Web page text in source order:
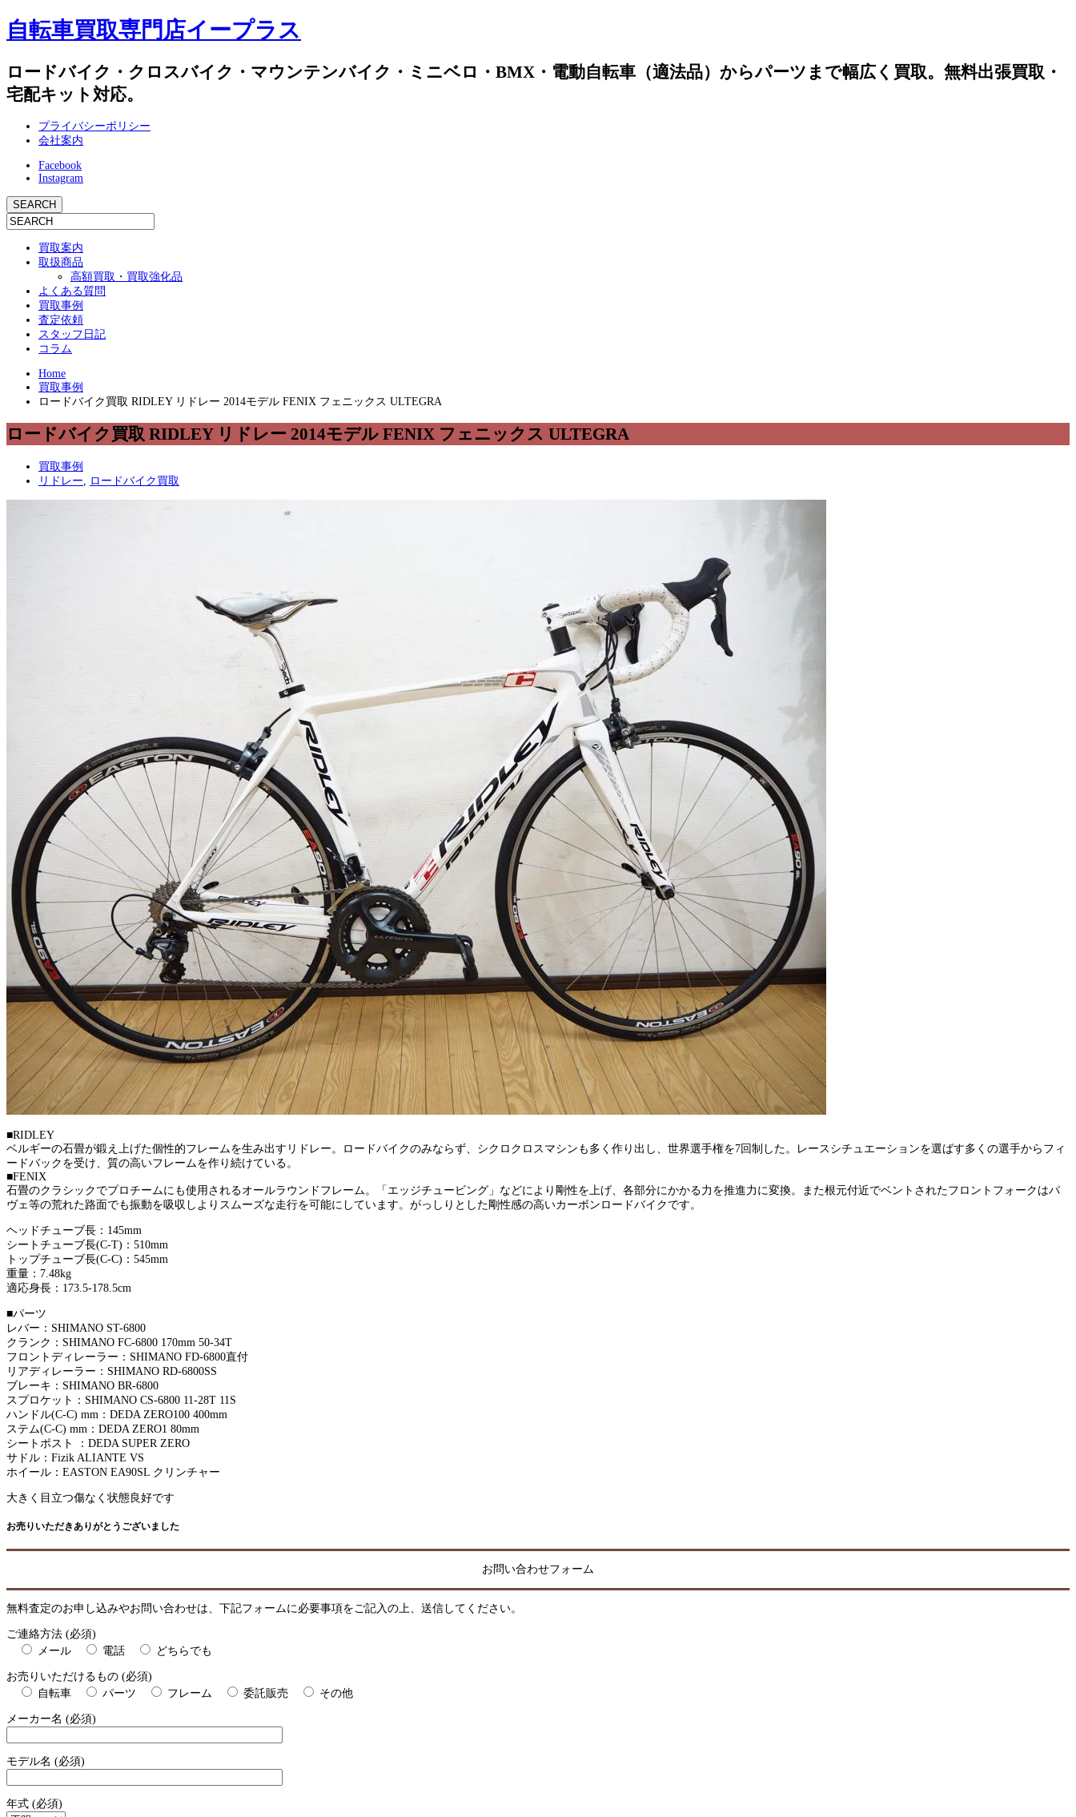
自転車買取専門店イープラス
ロードバイク・クロスバイク・マウンテンバイク・ミニベロ・BMX・電動自転車（適法品）からパーツまで幅広く買取。無料出張買取・
宅配キット対応。
プライバシーポリシー
会社案内
Facebook
Instagram
買取案内
取扱商品
高額買取・買取強化品
よくある質問
買取事例
査定依頼
スタッフ日記
コラム
Home
買取事例
ロードバイク買取 RIDLEY リドレー 2014モデル FENIX フェニックス ULTEGRA
ロードバイク買取 RIDLEY リドレー 2014モデル FENIX フェニックス ULTEGRA
買取事例
リドレー
ロードバイク買取
■RIDLEY
ベルギーの石畳が鍛え上げた個性的フレームを生み出すリドレー。ロードバイクのみならず、シクロクロスマシンも多く作り出し、世界選手権を7回制した。レースシチュエーションを選ばす多くの選手からフィ
ードバックを受け、質の高いフレームを作り続けている。
■FENIX
石畳のクラシックでプロチームにも使用されるオールラウンドフレーム。「エッジチュービング」などにより剛性を上げ、各部分にかかる力を推進力に変換。また根元付近でベントされたフロントフォークはパ
ヴェ等の荒れた路面でも振動を吸収しよりスムーズな走行を可能にしています。がっしりとした剛性感の高いカーボンロードバイクです。
ヘッドチューブ長：145mm
シートチューブ長(C-T)：510mm
トップチューブ長(C-C)：545mm
重量：7.48kg
適応身長：173.5-178.5cm
■パーツ
レバー：SHIMANO ST-6800
クランク：SHIMANO FC-6800 170mm 50-34T
フロントディレーラー：SHIMANO FD-6800直付
リアディレーラー：SHIMANO RD-6800SS
ブレーキ：SHIMANO BR-6800
スプロケット：SHIMANO CS-6800 11-28T 11S
ハンドル(C-C) mm：DEDA ZERO100 400mm
ステム(C-C) mm：DEDA ZERO1 80mm
シートポスト ：DEDA SUPER ZERO
サドル：Fizik ALIANTE VS
ホイール：EASTON EA90SL クリンチャー
大きく目立つ傷なく状態良好です
お売りいただきありがとうございました
お問い合わせフォーム
無料査定のお申し込みやお問い合わせは、下記フォームに必要事項をご記入の上、送信してください。
ご連絡方法 (必須)
メール
電話 どちらでも
お売りいただけるもの (必須)
自転車
パーツ フレーム 委託販売 その他
メーカー名 (必須)
モデル名 (必須)
年式 (必須)